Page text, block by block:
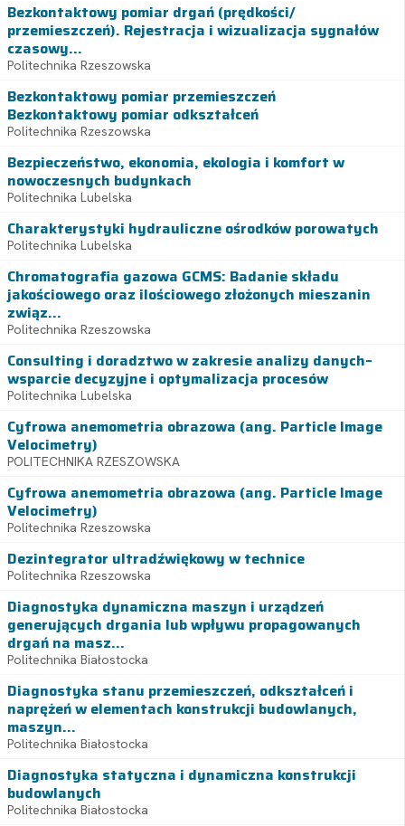
Bezkontaktowy pomiar drgań (prędkości/
przemieszczeń). Rejestracja i wizualizacja sygnałów
czasowy...
Politechnika Rzeszowska
Bezkontaktowy pomiar przemieszczeń
Bezkontaktowy pomiar odkształceń
Politechnika Rzeszowska
Bezpieczeństwo, ekonomia, ekologia i komfort w
nowoczesnych budynkach
Politechnika Lubelska
Charakterystyki hydrauliczne ośrodków porowatych
Politechnika Lubelska
Chromatografia gazowa GCMS: Badanie składu
jakościowego oraz ilościowego złożonych mieszanin
związ...
Politechnika Rzeszowska
Consulting i doradztwo w zakresie analizy danych–
wsparcie decyzyjne i optymalizacja procesów
Politechnika Lubelska
Cyfrowa anemometria obrazowa (ang. Particle Image
Velocimetry)
POLITECHNIKA RZESZOWSKA
Cyfrowa anemometria obrazowa (ang. Particle Image
Velocimetry)
Politechnika Rzeszowska
Dezintegrator ultradźwiękowy w technice
Politechnika Rzeszowska
Diagnostyka dynamiczna maszyn i urządzeń
generujących drgania lub wpływu propagowanych
drgań na masz...
Politechnika Białostocka
Diagnostyka stanu przemieszczeń, odkształceń i
naprężeń w elementach konstrukcji budowlanych,
maszyn...
Politechnika Białostocka
Diagnostyka statyczna i dynamiczna konstrukcji
budowlanych
Politechnika Białostocka